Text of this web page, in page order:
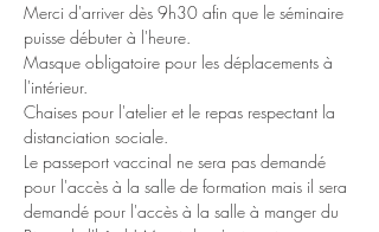
Merci d'arriver dès 9h30 afin que le séminaire
puisse débuter à l'heure.
Masque obligatoire pour les déplacements à
l'intérieur.
Chaises pour l'atelier et le repas respectant la
distanciation sociale.
Le passeport vaccinal ne sera pas demandé
pour l'accès à la salle de formation mais il sera
demandé pour l'accès à la salle à manger du